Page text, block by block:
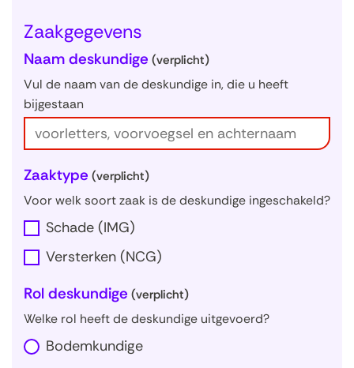
Zaakgegevens
Naam deskundige (verplicht)
Vul de naam van de deskundige in, die u heeft
bijgestaan
Zaaktype (verplicht)
Voor welk soort zaak is de deskundige ingeschakeld?
Schade (IMG)
Versterken (NCG)
Rol deskundige (verplicht)
Welke rol heeft de deskundige uitgevoerd?
Bodemkundige